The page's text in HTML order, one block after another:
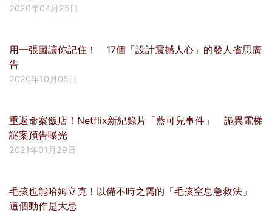
2020年04月25日
用一張圖讓你記住！ 17個「設計震撼人心」的發人省思廣
告
2020年10月05日
重返命案飯店！Netflix新紀錄片「藍可兒事件」 詭異電梯
謎案預告曝光
2021年01月29日
毛孩也能哈姆立克！以備不時之需的「毛孩窒息急救法」
這個動作是大忌